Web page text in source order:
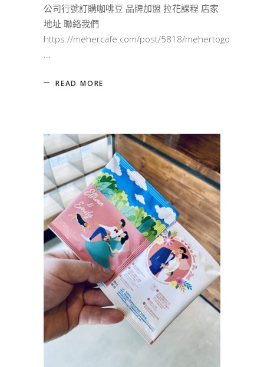
公司行號訂購咖啡豆 品牌加盟 拉花課程 店家
地址 聯絡我們
https://mehercafe.com/post/5818/mehertogo
READ MORE